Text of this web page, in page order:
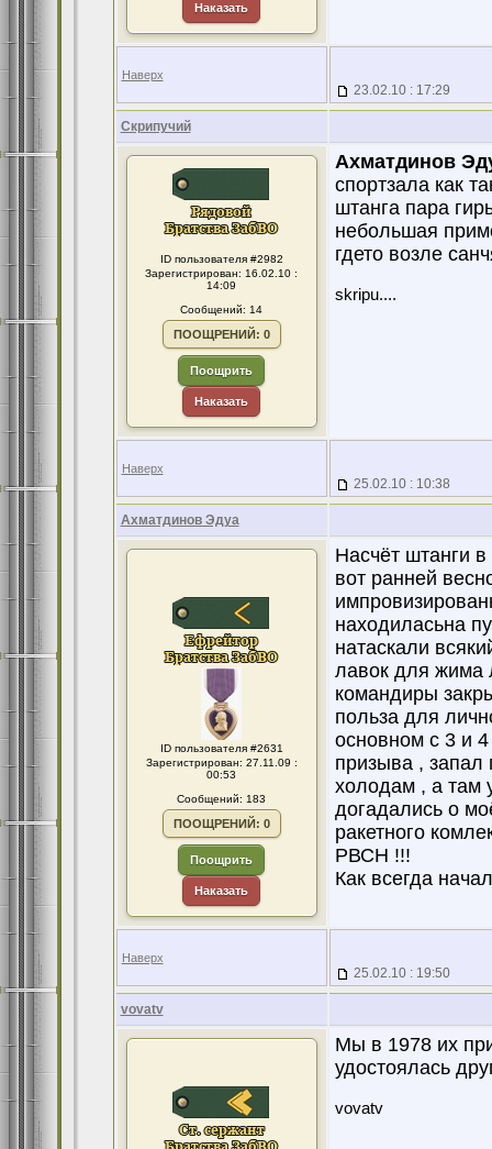
Наказать
Наверх
23.02.10 : 17:29
Скрипучий
ID пользователя #2982
Зарегистрирован: 16.02.10 :
14:09
Сообщений: 14
ПООЩРЕНИЙ: 0
Поощрить
Наказать
Ахматдинов
спортзала как
штанга пара
небольшая
гдето возле
skripu....
Наверх
25.02.10 : 10:38
Ахматдинов Эдуа
ID пользователя #2631
Зарегистрирован: 27.11.09 :
00:53
Сообщений: 183
ПООЩРЕНИЙ: 0
Поощрить
Наказать
Насчёт штанги
вот ранней
находиласьна
натаскали
лавок для жима
командиры
польза для
основном с 3 и
призыва , запал
холодам , а там
догадались о
ракетного
РВСН !!!
Как всегда
Наверх
25.02.10 : 19:50
vovatv
Мы в 1978 их
удостоялась
vovatv